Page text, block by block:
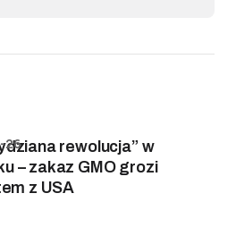
rewolucja” w
– zakaz GMO grozi
z USA
26